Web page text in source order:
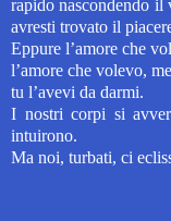
rapido nascondendo
avresti trovato il
Eppure l’amore che
l’amore che volevo,
tu l’avevi da darmi.
I nostri corpi si
intuirono.
Ma noi, turbati, ci